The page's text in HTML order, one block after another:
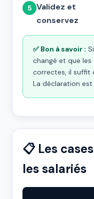
Validez et
conservez
✅ Bon à savoir :
changé et que
correctes, il suffit
La déclaration
📋 Les
les salariés